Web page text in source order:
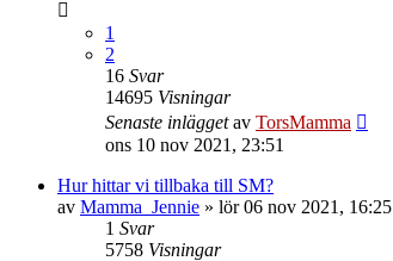
1
2
16 Svar
14695 Visningar
Senaste inläggetav TorsMamma
ons 10 nov 2021, 23:51
Hur hittar vi tillbaka till SM?
av Mamma_Jennie » lör 06 nov 2021, 16:25
1 Svar
5758 Visningar